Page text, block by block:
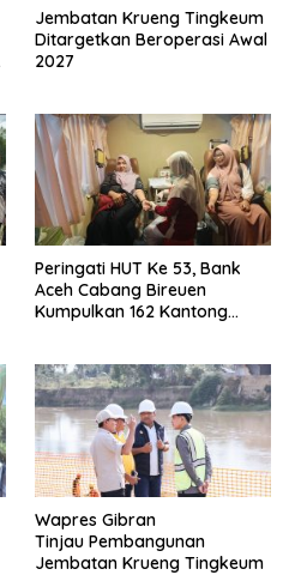
Jembatan Krueng Tingkeum
Ditargetkan Beroperasi Awal
2027
Peringati HUT Ke 53, Bank
Aceh Cabang Bireuen
Kumpulkan 162 Kantong
Wapres Gibran
Tinjau Pembangunan
Jembatan Krueng Tingkeum